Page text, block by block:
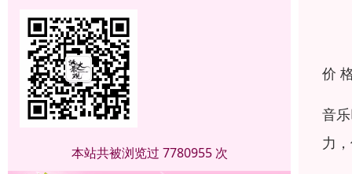
本站共被浏览过 7780955 次
价
音
力